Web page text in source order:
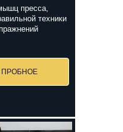
пресса,
техники
ПРОБНОЕ